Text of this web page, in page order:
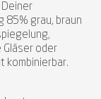
85% grau, braun
Gläser oder
kombinierbar.